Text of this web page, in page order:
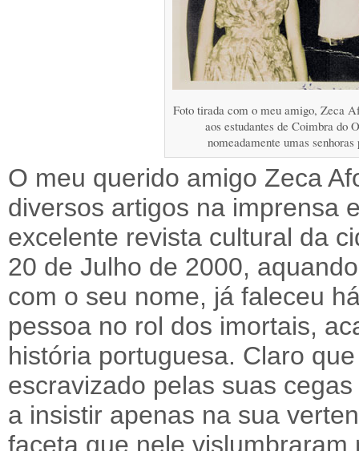
Foto tirada com o meu amigo, Zeca
aos estudantes de Coimbra do
nomeadamente umas
O meu querido amigo Zeca
diversos artigos na imprensa
excelente revista cultural da
20 de Julho de 2000,
com o seu nome, já faleceu
pessoa no rol dos imortais,
história portuguesa. Claro
escravizado pelas suas
a insistir apenas na sua
faceta que nele